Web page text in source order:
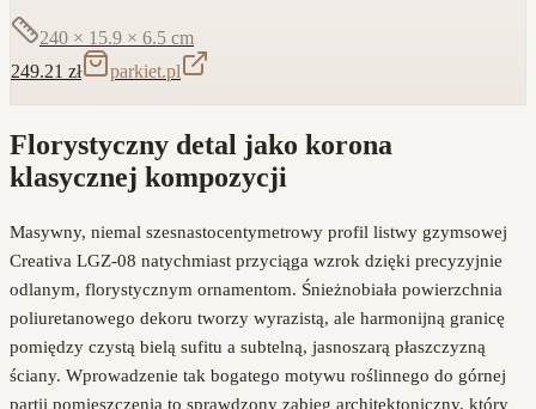
240 × 15.9 × 6.5 cm
249.21 zł parkiet.pl
Florystyczny detal jako korona
klasycznej kompozycji
Masywny, niemal szesnastocentymetrowy profil listwy gzymsowej
Creativa LGZ-08 natychmiast przyciąga wzrok dzięki precyzyjnie
odlanym, florystycznym ornamentom. Śnieżnobiała powierzchnia
poliuretanowego dekoru tworzy wyrazistą, ale harmonijną granicę
pomiędzy czystą bielą sufitu a subtelną, jasnoszarą płaszczyzną
ściany. Wprowadzenie tak bogatego motywu roślinnego do górnej
partii pomieszczenia to sprawdzony zabieg architektoniczny, który